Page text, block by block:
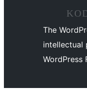
The
intellectual
WordPress